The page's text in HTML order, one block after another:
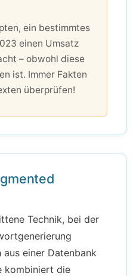
ein bestimmtes
einen Umsatz
– obwohl diese
ist. Immer Fakten
überprüfen!
Technik, bei der
einer Datenbank
kombiniert die